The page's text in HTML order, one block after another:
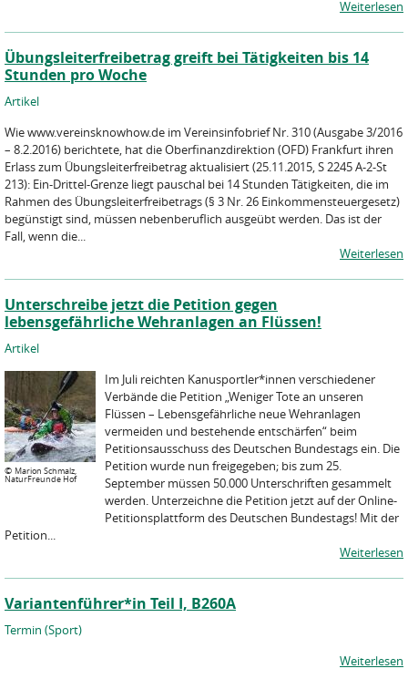
Weiterlesen
Übungsleiterfreibetrag greift bei Tätigkeiten bis 14
Stunden pro Woche
Artikel
Wie www.vereinsknowhow.de im Vereinsinfobrief Nr. 310 (Ausgabe 3/2016
– 8.2.2016) berichtete, hat die Oberfinanzdirektion (OFD) Frankfurt ihren
Erlass zum Übungsleiterfreibetrag aktualisiert (25.11.2015, S 2245 A-2-St
213): Ein-Drittel-Grenze liegt pauschal bei 14 Stunden Tätigkeiten, die im
Rahmen des Übungsleiterfreibetrags (§ 3 Nr. 26 Einkommensteuergesetz)
begünstigt sind, müssen nebenberuflich ausgeübt werden. Das ist der
Fall, wenn die...
Weiterlesen
Unterschreibe jetzt die Petition gegen
lebensgefährliche Wehranlagen an Flüssen!
Artikel
© Marion Schmalz,
NaturFreunde Hof
Im Juli reichten Kanusportler*innen verschiedener
Verbände die Petition „Weniger Tote an unseren
Flüssen – Lebensgefährliche neue Wehranlagen
vermeiden und bestehende entschärfen“ beim
Petitionsausschuss des Deutschen Bundestags ein. Die
Petition wurde nun freigegeben; bis zum 25.
September müssen 50.000 Unterschriften gesammelt
werden. Unterzeichne die Petition jetzt auf der Online-
Petitionsplattform des Deutschen Bundestags! Mit der
Petition...
Weiterlesen
Variantenführer*in Teil I, B260A
Termin (Sport)
Weiterlesen